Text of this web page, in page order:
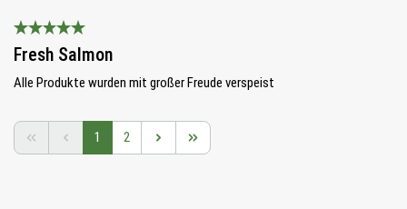
Bewertung mit 5 von 5 Sternen
Fresh Salmon
Alle Produkte wurden mit großer Freude verspeist
Seite
1 Seite
2